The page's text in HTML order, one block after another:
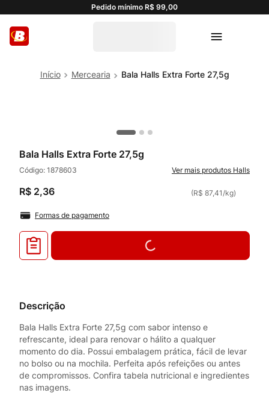
Pedido mínimo R$ 99,00
Mercearia Bala Halls Extra Forte 27,5g
Bala Halls Extra Forte 27,5g
Código: 1878603 Halls
R$ 2,36 (R$ 87,41/kg)
Formas de pagamento
Descrição
Bala Halls Extra Forte 27,5g com sabor intenso e
refrescante, ideal para renovar o hálito a qualquer
momento do dia. Possui embalagem prática, fácil de levar
no bolso ou na mochila. Perfeita após refeições ou antes
de compromissos. Confira tabela nutricional e ingredientes
nas imagens.